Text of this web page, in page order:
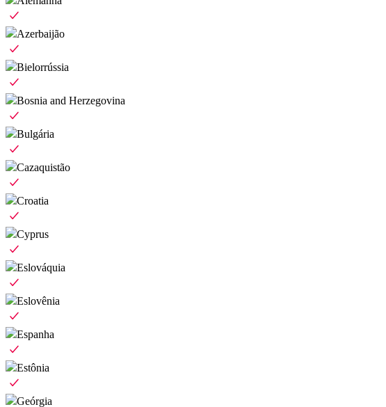
Azerbaijão
Bielorrússia
Bosnia and Herzegovina
Bulgária
Cazaquistão
Croatia
Cyprus
Eslováquia
Eslovênia
Espanha
Estônia
Geórgia